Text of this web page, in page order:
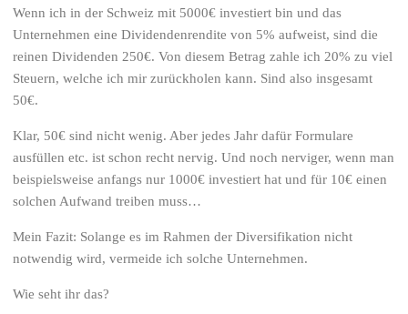
Wenn ich in der Schweiz mit 5000€ investiert bin und das
Unternehmen eine Dividendenrendite von 5% aufweist, sind die
reinen Dividenden 250€. Von diesem Betrag zahle ich 20% zu viel
Steuern, welche ich mir zurückholen kann. Sind also insgesamt
50€.
Klar, 50€ sind nicht wenig. Aber jedes Jahr dafür Formulare
ausfüllen etc. ist schon recht nervig. Und noch nerviger, wenn man
beispielsweise anfangs nur 1000€ investiert hat und für 10€ einen
solchen Aufwand treiben muss…
Mein Fazit: Solange es im Rahmen der Diversifikation nicht
notwendig wird, vermeide ich solche Unternehmen.
Wie seht ihr das?